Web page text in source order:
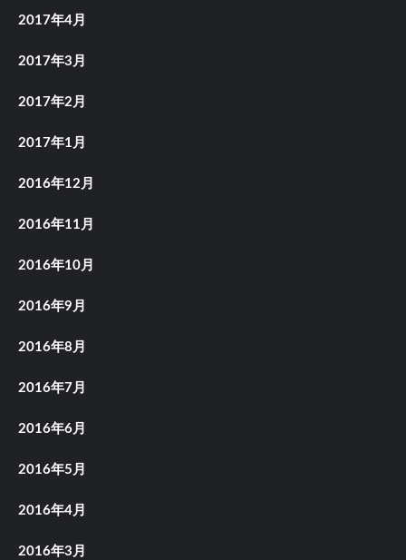
2017年4月
2017年3月
2017年2月
2017年1月
2016年12月
2016年11月
2016年10月
2016年9月
2016年8月
2016年7月
2016年6月
2016年5月
2016年4月
2016年3月